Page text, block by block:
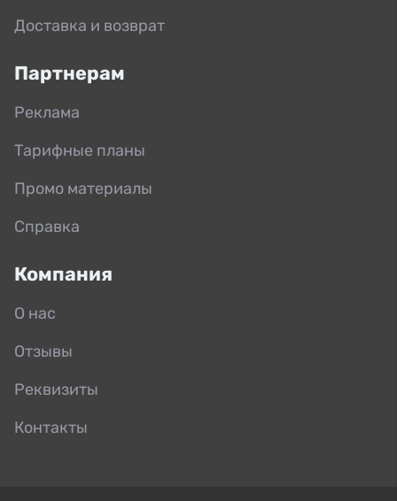
Доставка и возврат
Партнерам
Реклама
Тарифные планы
Промо материалы
Справка
Компания
О нас
Отзывы
Реквизиты
Контакты